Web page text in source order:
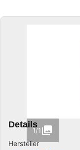
1/1
Details
Hersteller